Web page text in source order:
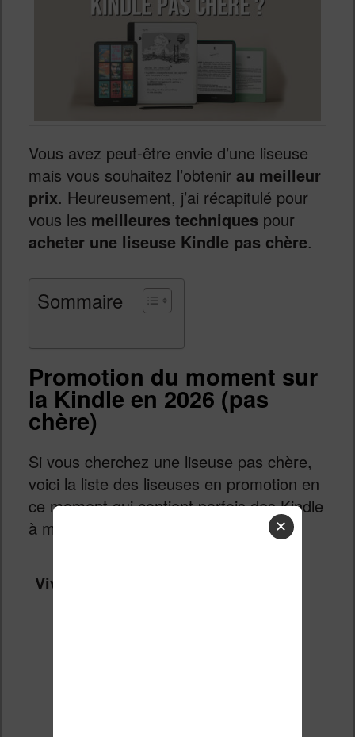
Vous avez peut-être envie d’une liseuse
mais vous souhaitez l’obtenirau meilleur
prix. Heureusement, j’ai récapitulé pour
vous les meilleures techniquespour
acheter une liseuse Kindle pas chère.
Sommaire
Promotion du moment sur
la Kindle en 2026 (pas
chère)
Si vous cherchez une liseuse pas chère,
voici la liste des liseuses en promotion en
ce moment qui contient parfois des Kindle
à moins de 100€ :
Vivlio Light HD Color + Housse
✕